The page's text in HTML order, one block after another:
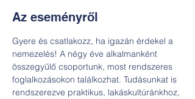
Az eseményről
Gyere és csatlakozz, ha igazán érdekel a
nemezelés! A négy éve alkalmanként
összegyűlő csoportunk, most rendszeres
foglalkozásokon találkozhat. Tudásunkat is
rendszerezve praktikus, lakáskultúránkhoz,